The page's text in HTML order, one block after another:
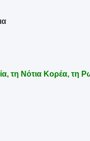
τη Νότια Κορέα, τη